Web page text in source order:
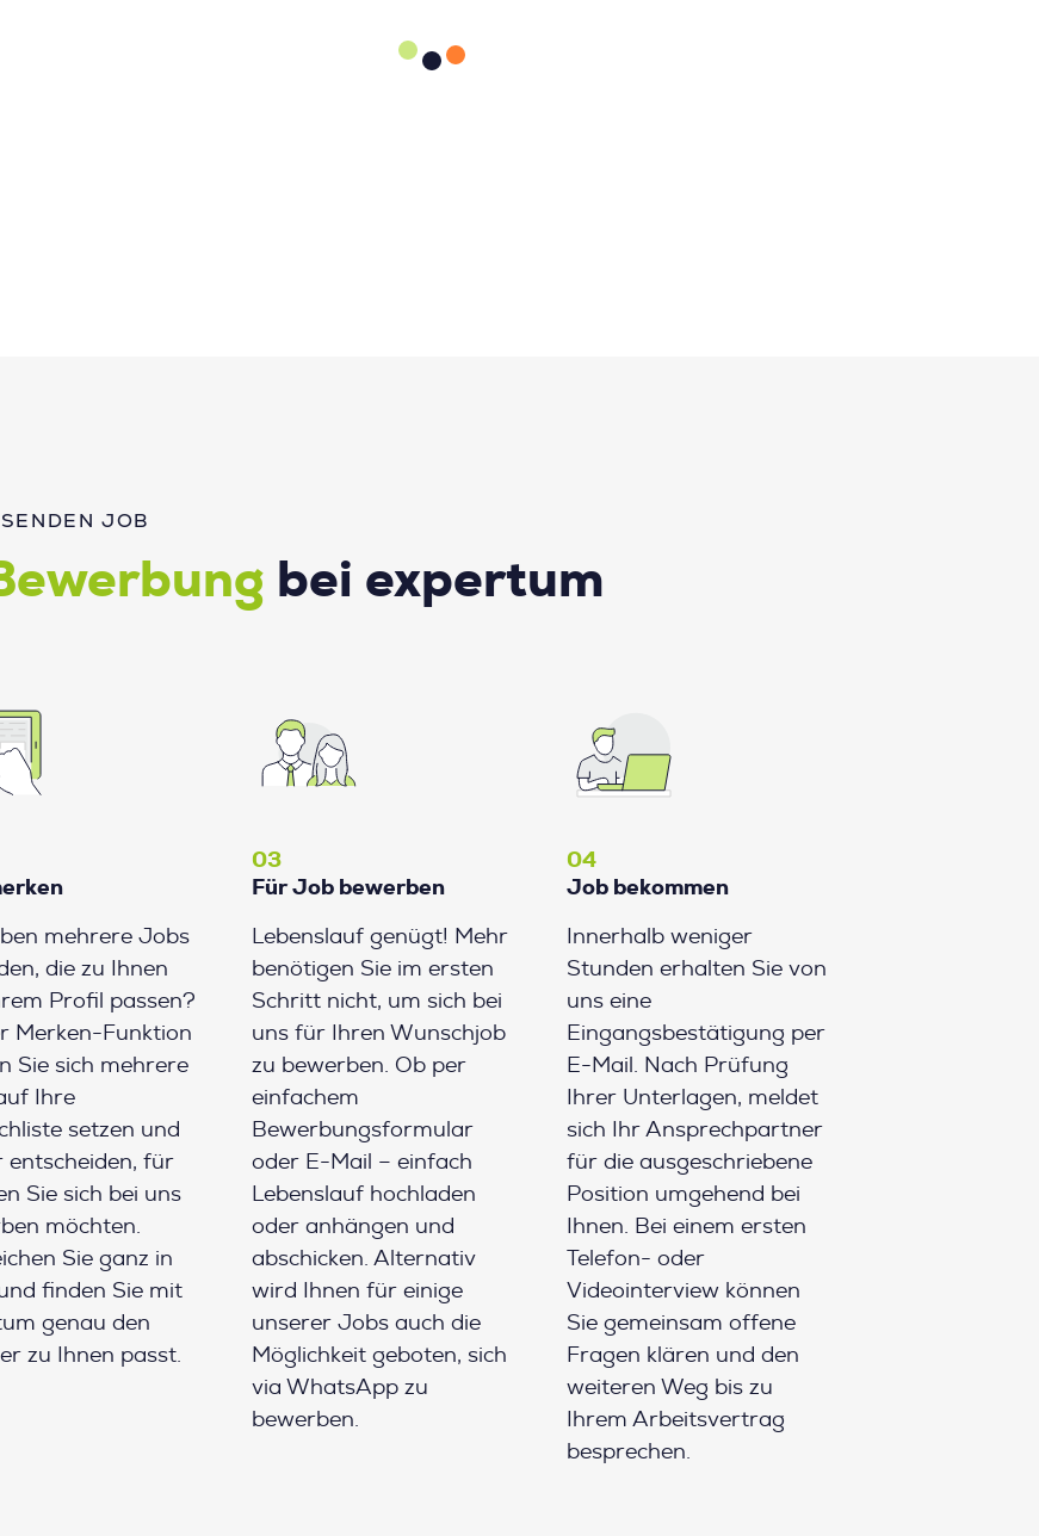
JOB
bei expertum
mehrere Jobs
die zu Ihnen
Profil passen?
Merken-Funktion
Sie sich mehrere
Ihre
setzen und
entscheiden, für
Sie sich bei uns
möchten.
Sie ganz in
finden Sie mit
genau den
zu Ihnen passt.
03
Für Job bewerben
Lebenslauf genügt! Mehr
benötigen Sie im ersten
Schritt nicht, um sich bei
uns für Ihren Wunschjob
zu bewerben. Ob per
einfachem
Bewerbungsformular
oder E-Mail – einfach
Lebenslauf hochladen
oder anhängen und
abschicken. Alternativ
wird Ihnen für einige
unserer Jobs auch die
Möglichkeit geboten, sich
via WhatsApp zu
bewerben.
04
Job bekommen
Innerhalb weniger
Stunden erhalten Sie von
uns eine
Eingangsbestätigung per
E-Mail. Nach Prüfung
Ihrer Unterlagen, meldet
sich Ihr Ansprechpartner
für die ausgeschriebene
Position umgehend bei
Ihnen. Bei einem ersten
Telefon- oder
Videointerview können
Sie gemeinsam offene
Fragen klären und den
weiteren Weg bis zu
Ihrem Arbeitsvertrag
besprechen.